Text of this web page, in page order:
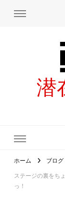
潜
ホーム ブログ
ステージの裏をち
っ！